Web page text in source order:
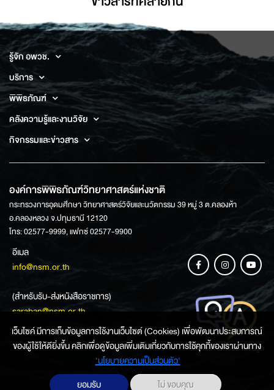
รู้จัก อพวช.
บริการ
พิพิธภัณฑ์
คลังความรู้และงานวิจัย
กิจกรรมและข่าวสาร
องค์การพิพิธภัณฑ์วิทยาศาสตร์แห่งชาติ
กระทรวงการอุดมศึกษา วิทยาศาสตร์วิจัยและนวัตกรรม 39 หมู่ 3 ต.คลองห้า
อ.คลองหลวง จ.ปทุมธานี 12120
โทร: 02577-9999, แฟกซ์ 02577-9900
อีเมล
info@nsm.or.th
(สำหรับรับ-ส่งหนังสือราชการ)
saraban@nsm.or.th
ช่องทางการสอบถามข้อมูล
เว็บไซค์ มีการเก็บข้อมูลการใช้งานเว็บไซต์ (Cookies) เพื่อพัฒนาประสบการณ์
ของผู้ใช้ให้ดียิ่งขึ้น คลิกเพื่อดูข้อมูลเพิ่มเติมเกี่ยวกับการใช้คุกกี้ของเราผ่านทาง
‘นโยบายความเป็นส่วนตัว'
ยอมรับ
ไม่ ขอบคุณ